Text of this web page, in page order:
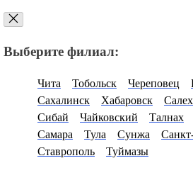
Выберите филиал:
Чита Тобольск Череповец
Сахалинск
Хабаровск
Сибай
Чайковский Талнах
Самара
Тула Сунжа
Ставрополь
Туймазы